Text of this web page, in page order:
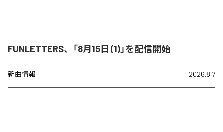
FUNLETTERS、「8月15日 (1)」を配信開始
新曲情報 2026.8.7